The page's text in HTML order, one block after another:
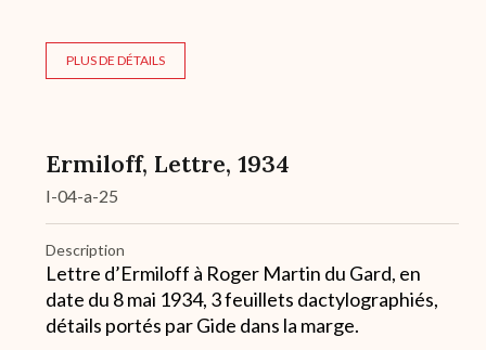
PLUS DE DÉTAILS
Ermiloff, Lettre, 1934
I-04-a-25
Description
Lettre d’Ermiloff à Roger Martin du Gard, en
date du 8 mai 1934, 3 feuillets dactylographiés,
détails portés par Gide dans la marge.